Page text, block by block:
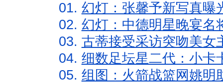
01. 幻灯：张馨予新写真曝
02. 幻灯：中德明星晚宴名
03. 古蒂接受采访突吻美女
04. 细数足坛星二代：小卡
05. 组图：火箭战篮网姚明